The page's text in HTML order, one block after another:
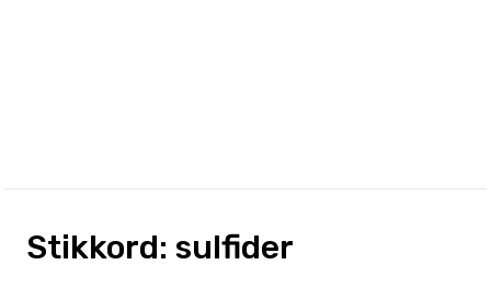
Stikkord: sulfider